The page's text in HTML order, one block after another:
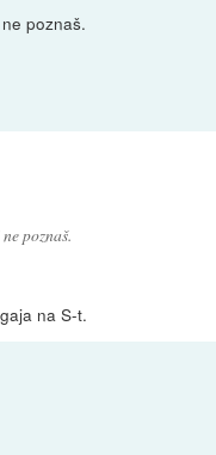
poznaš.
poznaš.
na S-t.